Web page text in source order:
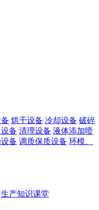
烘干设备 冷却设备 破碎
备 清理设备 液体添加喷
备 调质保质设备 环模、
生产知识课堂